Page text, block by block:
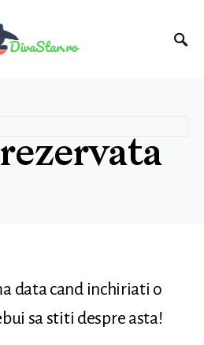
data cand inchiriati o
sa stiti despre asta!